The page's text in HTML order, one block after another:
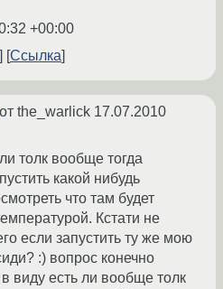
+00:00
Ссылка
от the_warlick 17.07.2010
толк вообще тогда
какой нибудь
что там будет
Кстати не
если запустить ту же мою
:) вопрос конечно
виду есть ли вообще толк